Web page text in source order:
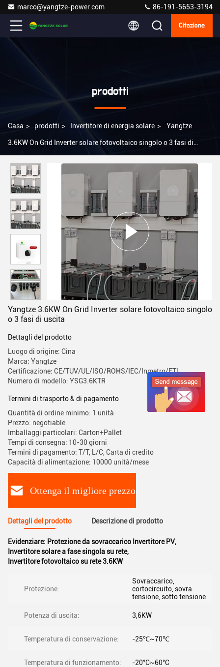
marco@yangtze-power.com 86-191-5653-3194
Citazione
prodotti
Casa > prodotti > Invertitore di energia solare > Yangtze
3.6KW On Grid Inverter solare fotovoltaico singolo o 3 fasi di
Yangtze 3.6KW On Grid Inverter solare fotovoltaico singolo
o 3 fasi di uscita
Dettagli del prodotto
Luogo di origine: Cina
Marca: Yangtze
Certificazione: CE/TUV/UL/ISO/ROHS/IEC/Inmetro/ETL
Numero di modello: YSG3.6KTR
Termini di trasporto & di pagamento
Quantità di ordine minimo: 1 unità
Prezzo: negotiable
Imballaggi particolari: Carton+Pallet
Tempi di consegna: 10-30 giorni
Termini di pagamento: T/T, L/C, Carta di credito
Capacità di alimentazione: 10000 unità/mese
Ottenga il migliore prezzo
Dettagli del prodotto Descrizione di prodotto
Evidenziare: Protezione da sovraccarico Invertitore PV,
Invertitore solare a fase singola su rete,
Invertitore fotovoltaico su rete 3.6KW
Protezione:
Sovraccarico,
cortocircuito, sovra
tensione, sotto tensione
Potenza di uscita: 3,6KW
Temperatura di conservazione: -25℃~70℃
Temperatura di funzionamento: -20°C~60°C